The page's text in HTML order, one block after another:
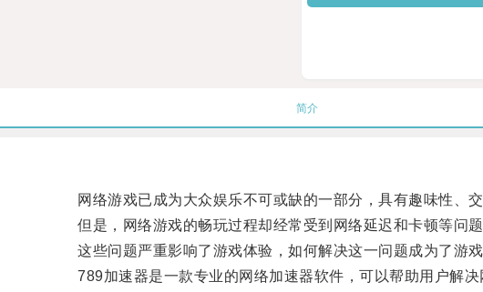
简介
网络游戏已成为大众娱乐不可或缺的一部分，具有趣味性、交
但是，网络游戏的畅玩过程却经常受到网络延迟和卡顿等问题
这些问题严重影响了游戏体验，如何解决这一问题成为了游戏
789加速器是一款专业的网络加速器软件，可以帮助用户解决